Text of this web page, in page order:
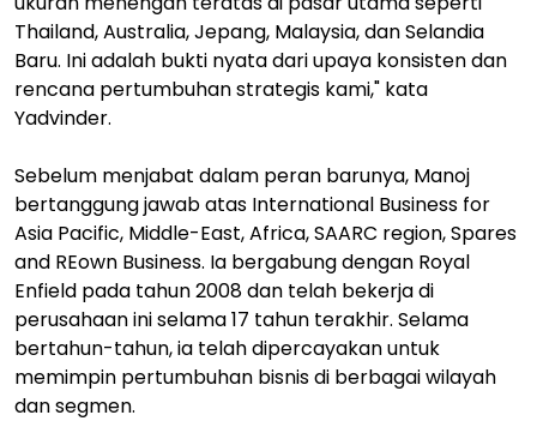
Thailand, Australia, Jepang, Malaysia, dan Selandia
Baru. Ini adalah bukti nyata dari upaya konsisten dan
rencana pertumbuhan strategis kami," kata
Yadvinder.
Sebelum menjabat dalam peran barunya, Manoj
bertanggung jawab atas International Business for
Asia Pacific, Middle-East, Africa, SAARC region, Spares
and REown Business. Ia bergabung dengan Royal
Enfield pada tahun 2008 dan telah bekerja di
perusahaan ini selama 17 tahun terakhir. Selama
bertahun-tahun, ia telah dipercayakan untuk
memimpin pertumbuhan bisnis di berbagai wilayah
dan segmen.